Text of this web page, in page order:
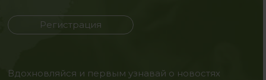
Регистрация
Вдохновляйся и первым узнавай о новостях